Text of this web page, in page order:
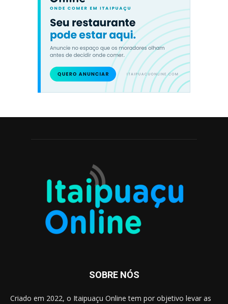
SOBRE NÓS
Criado em 2022, o Itaipuaçu Online tem por objetivo levar as